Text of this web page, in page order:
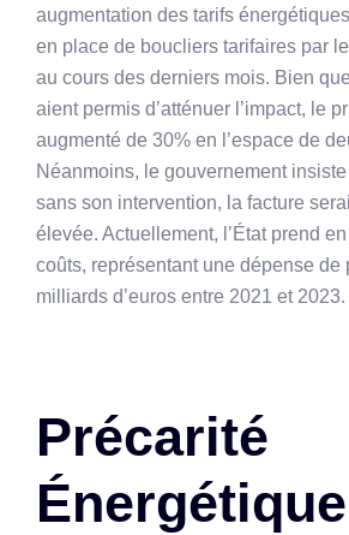
augmentation des tarifs
en place de boucliers tarifaires par
au cours des derniers mois. Bien
aient permis d’atténuer l’impact, le
augmenté de 30% en l’espace de
Néanmoins, le gouvernement
sans son intervention, la facture
élevée. Actuellement, l’État prend
coûts, représentant une dépense de
milliards d’euros entre 2021 et 2023.
Précarité